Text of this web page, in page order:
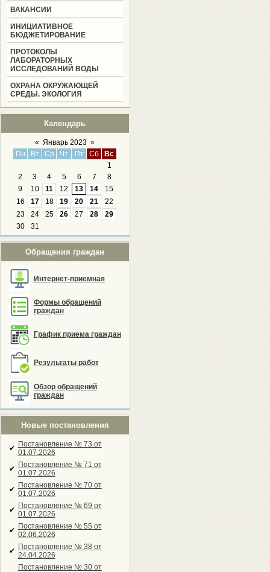
ВАКАНСИИ
ИНИЦИАТИВНОЕ
БЮДЖЕТИРОВАНИЕ
ПРОТОКОЛЫ
ЛАБОРАТОРНЫХ
ИССЛЕДОВАНИЙ ВОДЫ
ОХРАНА ОКРУЖАЮЩЕЙ
СРЕДЫ. ЭКОЛОГИЯ
Календарь
« Январь 2023 »
Пн
Вт Ср Чт Пт Сб
Вс
1
2
3 4 5 6 7
8
9
10 11 12 13 14
15
16
17 18 19 20 21
22
23
24 25 26 27 28
29
30
31
Обращения граждан
Интернет-приемная
Формы обращений
граждан
График приема граждан
Результаты работ
Обзор обращений
граждан
Новые постановления
✔ Постановление № 73 от
01.07.2026
✔ Постановление № 71 от
01.07.2026
✔ Постановление № 70 от
01.07.2026
✔ Постановление № 69 от
01.07.2026
✔ Постановление № 55 от
02.06.2026
✔ Постановление № 38 от
24.04.2026
Постановление № 30 от